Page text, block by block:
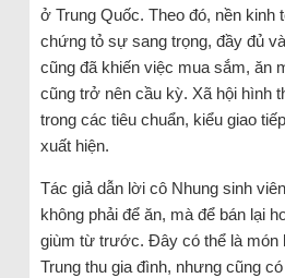
ở Trung Quốc. Theo đó, nền kinh
chứng tỏ sự sang trọng, đầy đủ
cũng đã khiến việc mua sắm, ăn
cũng trở nên cầu kỳ. Xã hội hình
trong các tiêu chuẩn, kiểu giao
xuất hiện.
Tác giả dẫn lời cô Nhung sinh
không phải để ăn, mà để bán lại
giùm từ trước. Đây có thể là món
Trung thu gia đình, nhưng cũng